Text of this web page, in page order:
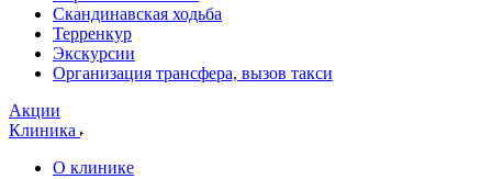
Скандинавская ходьба
Терренкур
Экскурсии
Организация трансфера, вызов такси
Акции
Клиника
О клинике